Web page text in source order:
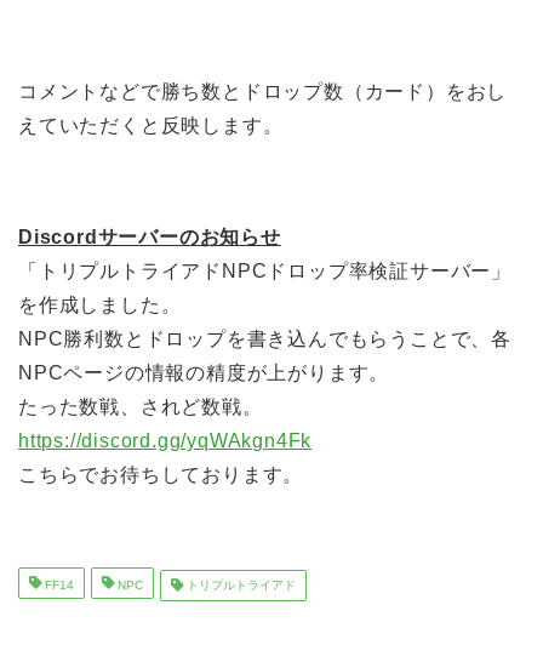
コメントなどで勝ち数とドロップ数（カード）をおし
えていただくと反映します。
Discordサーバーのお知らせ
「トリプルトライアドNPCドロップ率検証サーバー」
を作成しました。
NPC勝利数とドロップを書き込んでもらうことで、各
NPCページの情報の精度が上がります。
たった数戦、されど数戦。
https://discord.gg/yqWAkgn4Fk
こちらでお待ちしております。
FF14 NPC トリプルトライアド